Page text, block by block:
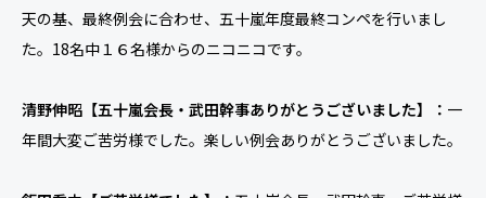
天の基、最終例会に合わせ、五十嵐年度最終コンペを行いまし
た。18名中１６名様からのニコニコです。
清野伸昭【五十嵐会長・武田幹事ありがとうございました】： 一
年間大変ご苦労様でした。楽しい例会ありがとうございました。